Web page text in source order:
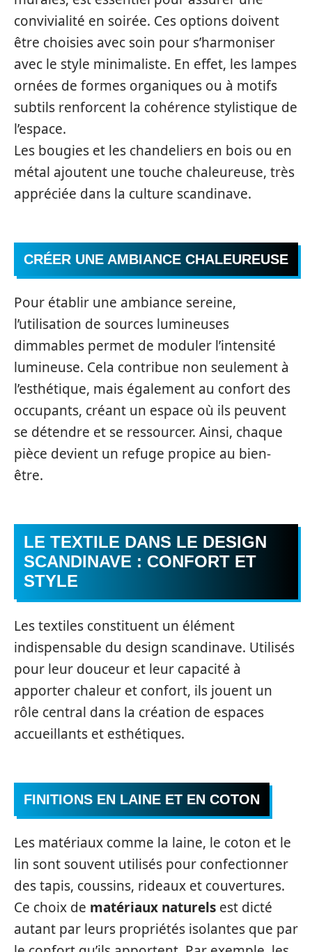
convivialité en soirée. Ces options doivent
être choisies avec soin pour s’harmoniser
avec le style minimaliste. En effet, les lampes
ornées de formes organiques ou à motifs
subtils renforcent la cohérence stylistique de
l’espace.
Les bougies et les chandeliers en bois ou en
métal ajoutent une touche chaleureuse, très
appréciée dans la culture scandinave.
CRÉER UNE AMBIANCE CHALEUREUSE
Pour établir une ambiance sereine,
l’utilisation de sources lumineuses
dimmables permet de moduler l’intensité
lumineuse. Cela contribue non seulement à
l’esthétique, mais également au confort des
occupants, créant un espace où ils peuvent
se détendre et se ressourcer. Ainsi, chaque
pièce devient un refuge propice au bien-
être.
LE TEXTILE DANS LE DESIGN
SCANDINAVE : CONFORT ET
STYLE
Les textiles constituent un élément
indispensable du design scandinave. Utilisés
pour leur douceur et leur capacité à
apporter chaleur et confort, ils jouent un
rôle central dans la création de espaces
accueillants et esthétiques.
FINITIONS EN LAINE ET EN COTON
Les matériaux comme la laine, le coton et le
lin sont souvent utilisés pour confectionner
des tapis, coussins, rideaux et couvertures.
Ce choix de matériaux naturels est dicté
autant par leurs propriétés isolantes que par